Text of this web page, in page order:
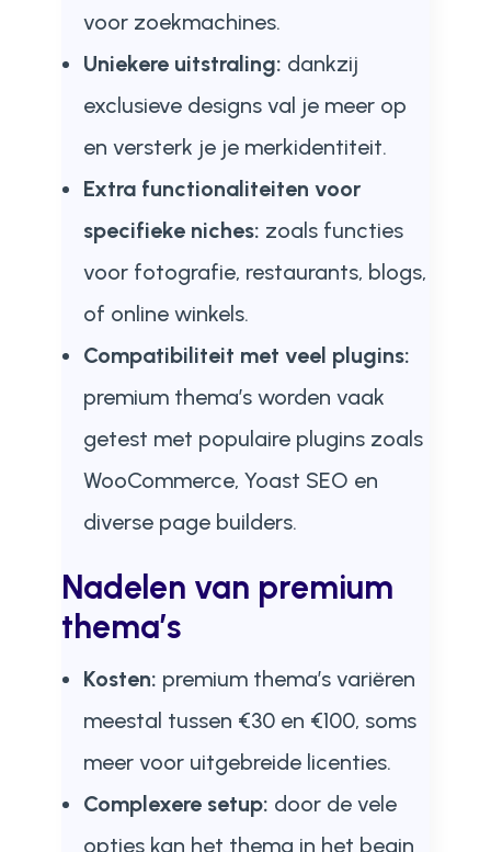
voor zoekmachines.
Uniekere uitstraling: dankzij
exclusieve designs val je meer op
en versterk je je merkidentiteit.
Extra functionaliteiten voor
specifieke niches: zoals functies
voor fotografie, restaurants, blogs,
of online winkels.
Compatibiliteit met veel plugins:
premium thema’s worden vaak
getest met populaire plugins zoals
WooCommerce, Yoast SEO en
diverse page builders.
Nadelen van premium
thema’s
Kosten: premium thema’s variëren
meestal tussen €30 en €100, soms
meer voor uitgebreide licenties.
Complexere setup: door de vele
opties kan het thema in het begin